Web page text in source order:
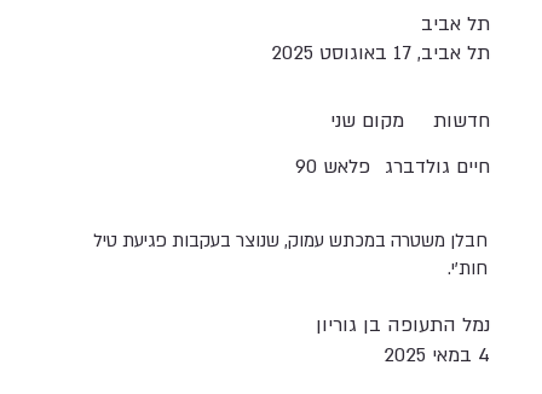
תל אביב
תל אביב, 17 באוגוסט 2025
מקום שני
חדשות
פלאש 90 חיים גולדברג
חבלן משטרה במכתש עמוק, שנוצר בעקבות פגיעת טיל
חות'י.
נמל התעופה בן גוריון
4 במאי 2025